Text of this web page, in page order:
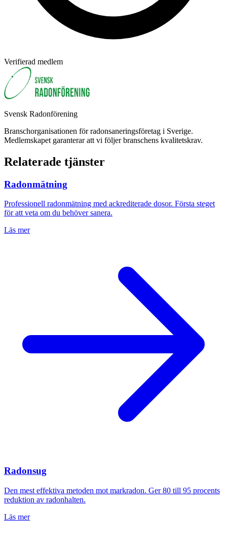
Verifierad medlem
Svensk Radonförening
Branschorganisationen för radonsaneringsföretag i Sverige.
Medlemskapet garanterar att vi följer branschens kvalitetskrav.
Relaterade tjänster
Radonmätning
Professionell radonmätning med ackrediterade dosor. Första steget
för att veta om du behöver sanera.
Läs mer
Radonsug
Den mest effektiva metoden mot markradon. Ger 80 till 95 procents
reduktion av radonhalten.
Läs mer